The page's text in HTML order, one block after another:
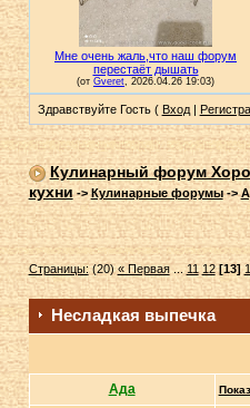
Здравствуйте Гость ( Вход|
Кулинарный форум
кухни->Кулинарные форумы->
Страницы:(20)« Первая...11 12 [13]
Несладкая выпечка
Ада